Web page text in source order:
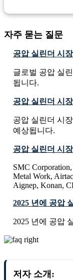
자주 묻는 질문
공압 실린더 시
글로벌 공압 실
됩니다.
공압 실린더 시
공압 실린더 시
예상됩니다.
공압 실린더 시
SMC
Metal Work,
Aignep, Konan,
2025 년에 공압
2025 년에 공압
저자 소개: